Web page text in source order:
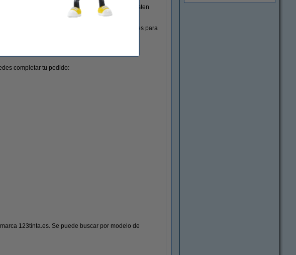
tipo de rotuladora es la adecuada para ti. Existen
industriales.
podrás imprimir todas las etiquetas que necesites para
completar tu pedido:
123tinta.es. Se puede buscar por modelo de